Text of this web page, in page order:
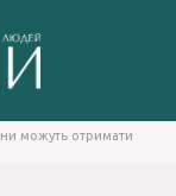
можуть отримати